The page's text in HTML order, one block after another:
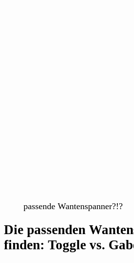
passende Wantenspanner?!?
Die passenden
finden: Toggle vs.